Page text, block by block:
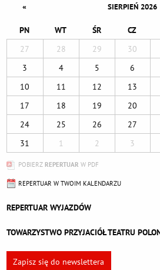
« SIERPIEŃ 2026
PN WT ŚR CZ
27
28 29 30
3
4 5 6
10
11 12 13
17
18 19 20
24
25 26 27
31
1 2 3
POBIERZ REPERTUAR W PDF
REPERTUAR W TWOIM KALENDARZU
REPERTUAR WYJAZDÓW
TOWARZYSTWO PRZYJACIÓŁ TEATRU
Zapisz się do newslettera